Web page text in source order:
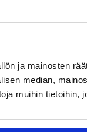
ja mainosten
median,
muihin tietoihin,